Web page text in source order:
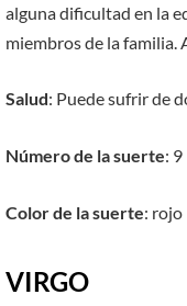
alguna dificultad en la
miembros de la familia.
Salud: Puede sufrir de
Número de la suerte: 9
Color de la suerte: rojo
VIRGO